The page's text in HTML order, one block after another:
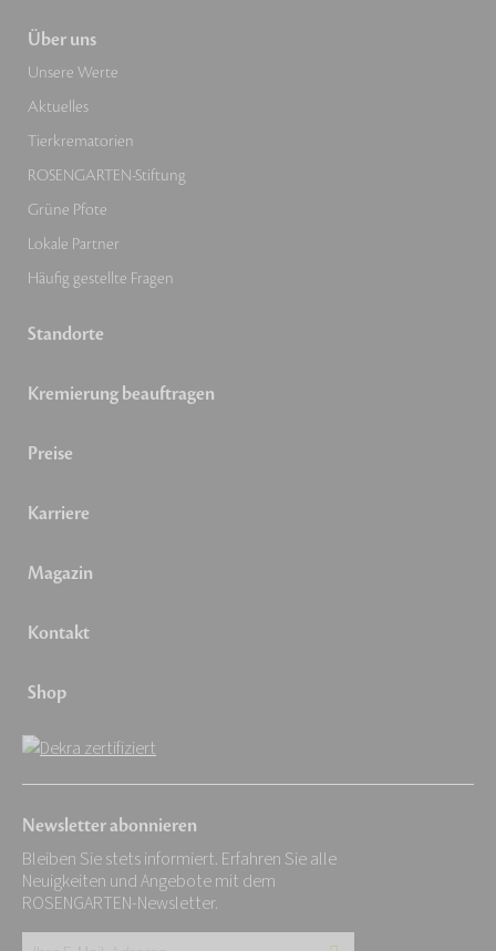
Über uns
Unsere Werte
Aktuelles
Tierkrematorien
ROSENGARTEN-Stiftung
Grüne Pfote
Lokale Partner
Häufig gestellte Fragen
Standorte
Kremierung beauftragen
Preise
Karriere
Magazin
Kontakt
Shop
Newsletter abonnieren
Bleiben Sie stets informiert. Erfahren Sie alle
Neuigkeiten und Angebote mit dem
ROSENGARTEN-Newsletter.